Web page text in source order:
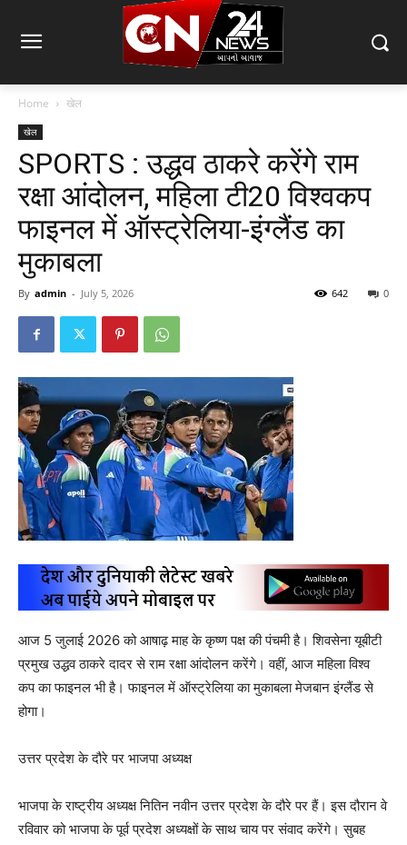
Home खेल
खेल
SPORTS : उद्धव ठाकरे करेंगे राम
रक्षा आंदोलन, महिला टी20 विश्वकप
फाइनल में ऑस्ट्रेलिया-इंग्लैंड का
मुकाबला
By admin - July 5, 2026 0
642
आज 5 जुलाई 2026 को आषाढ़ माह के कृष्ण पक्ष की पंचमी है। शिवसेना यूबीटी
प्रमुख उद्धव ठाकरे दादर से राम रक्षा आंदोलन करेंगे। वहीं, आज महिला विश्व
कप का फाइनल भी है। फाइनल में ऑस्ट्रेलिया का मुकाबला मेजबान इंग्लैंड से
होगा।
उत्तर प्रदेश के दौरे पर भाजपा अध्यक्ष
भाजपा के राष्ट्रीय अध्यक्ष नितिन नवीन उत्तर प्रदेश के दौरे पर हैं। इस दौरान वे
रविवार को भाजपा के पूर्व प्रदेश अध्यक्षों के साथ चाय पर संवाद करेंगे। सुबह